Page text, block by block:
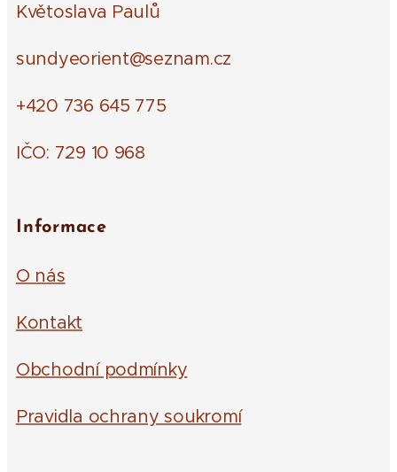
Květoslava Paulů
sundyeorient@seznam.cz
+420 736 645 775
IČO: 729 10 968
Informace
O nás
Kontakt
Obchodní podmínky
Pravidla ochrany soukromí